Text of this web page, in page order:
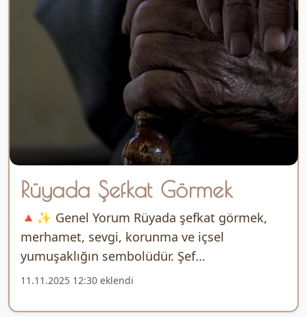
Rüyada Şefkat Görmek
🔺✨ Genel Yorum Rüyada şefkat görmek,
merhamet, sevgi, korunma ve içsel
yumuşaklığın sembolüdür. Şef...
11.11.2025 12:30 eklendi